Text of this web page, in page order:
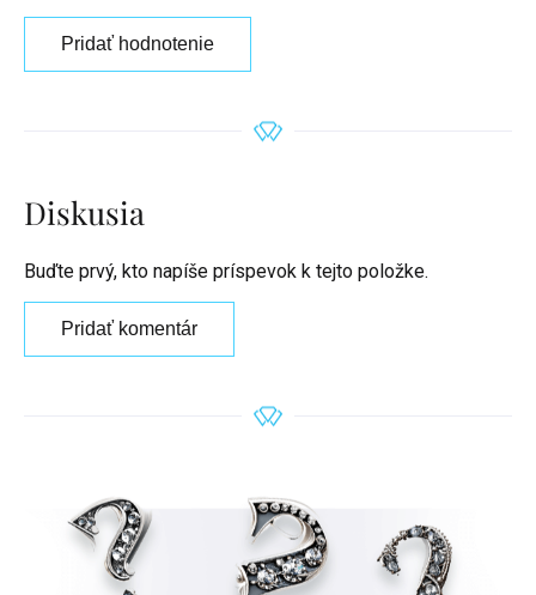
Pridať hodnotenie
Diskusia
Buďte prvý, kto napíše príspevok k tejto položke.
Pridať komentár